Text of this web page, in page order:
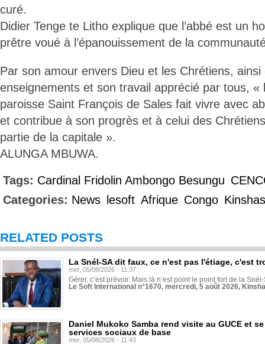
curé.
Didier Tenge te Litho explique que l’abbé est un
prêtre voué à l’épanouissement de la
Par son amour envers Dieu et les Chrétiens, ainsi
enseignements et son travail apprécié par tous, «
paroisse Saint François de Sales fait vivre avec
et contribue à son progrès et à celui des
partie de la capitale ».
ALUNGA MBUWA.
Tags: Cardinal Fridolin Ambongo Besungu
Categories: News lesoft Afrique Congo
RELATED POSTS
La Snél-SA dit faux, ce n'est pas l'étiage, c'est
mer, 05/08/2026 - 11:37
Gérer, c’est prévoir. Mais là n’est point le point fort de la
Le Soft International n°1670, mercredi, 5 août 2026,
Daniel Mukoko Samba rend visite au GUCE et
services sociaux de base
mer, 05/08/2026 - 11:43